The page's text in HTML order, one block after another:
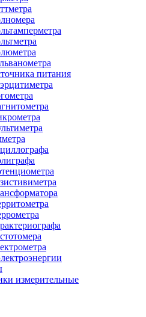
питания
измерительные